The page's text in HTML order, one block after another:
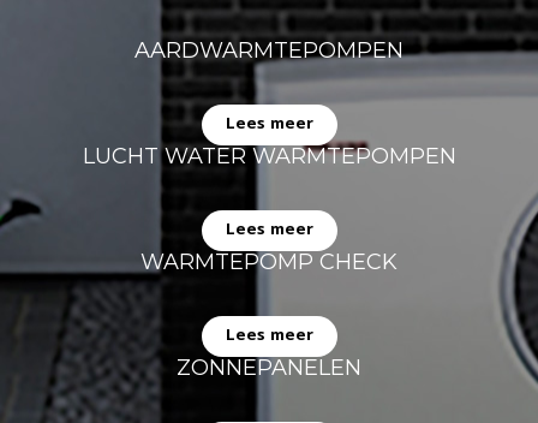
AARDWARMTEPOMPEN
Lees meer
LUCHT WATER WARMTEPOMPEN
Lees meer
WARMTEPOMP CHECK
Lees meer
ZONNEPANELEN